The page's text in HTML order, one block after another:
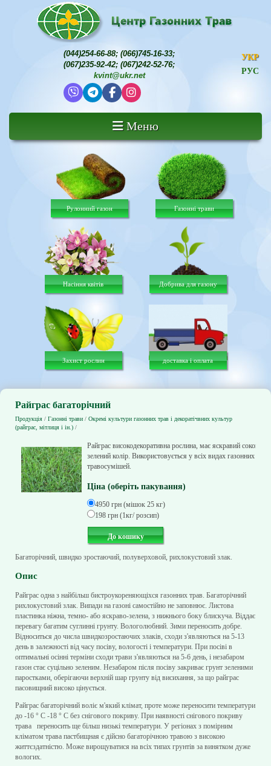
(044)254-66-88; (066)745-16-33;
(067)235-92-42; (067)242-52-76;
kvint@ukr.net
УКР
РУС
Меню
Рулонний газон Газонні трави
Насіння квітів Добрива для газону
Захист рослин доставка і оплата
Райграс багаторічний
Продукція / Газонні трави / Окремі культури газонних трав і декоратічвних культур
(райграс, мітлиця і ін.) /
Райграс високодекоративна рослина, має яскравий
зелений колір. Використовується у всіх видах газонних
травосумішей.
Ціна (оберіть пакування)
4950 грн (мішок 25 кг)
198 грн (1кг/ розсип)
Багаторічний, швидко зростаючий, полуверховой, рихлокустовий злак.
Опис
Райграс одна з найбільш бистроукореняющіхся газонних трав. Багаторічний
рихлокустовий злак. Випади на газоні самостійно не заповнює. Листова
пластинка ніжна, темно- або яскраво-зелена, з нижнього боку блискуча. Віддає
перевагу багатим суглинні грунту. Вологолюбний. Зими переносить добре.
Відноситься до числа швидкозростаючих злаків, сходи з'являються на 5-13
день в залежності від часу посіву, вологості і температури. При посіві в
оптимальні осінні терміни сходи трави з'являються на 5-6 день, і незабаром
газон стає суцільно зеленим. Незабаром після посіву закриває грунт зеленими
паростками, оберігаючи верхній шар грунту від висихання, за що райграс
пасовищний високо цінується.
Райграс багаторічний воліє м'який клімат, проте може переносити температури
до -16 ° С -18 ° С без снігового покриву. При наявності снігового покриву
трава переносить ще більш низькі температури. У регіонах з помірним
кліматом трава пастбищная є дійсно багаторічною травою з високою
життєздатністю. Може вирощуватися на всіх типах грунтів за винятком дуже
вологих.